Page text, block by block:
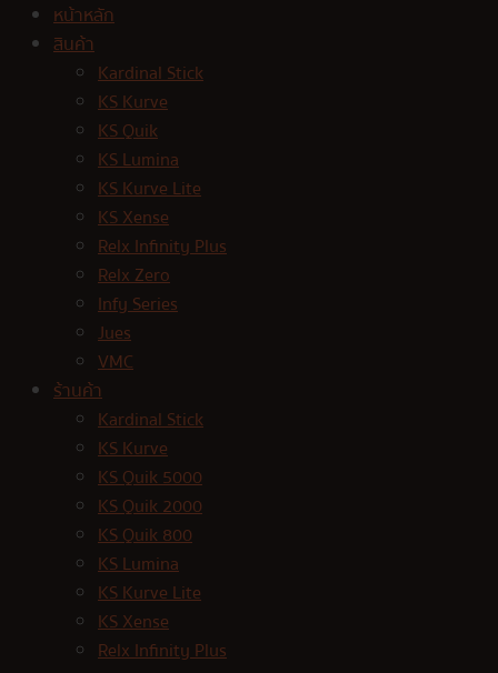
หน้าหลัก
สินค้า
Kardinal Stick
KS Kurve
KS Quik
KS Lumina
KS Kurve Lite
KS Xense
Relx Infinity Plus
Relx Zero
Infy Series
Jues
VMC
ร้านค้า
Kardinal Stick
KS Kurve
KS Quik 5000
KS Quik 2000
KS Quik 800
KS Lumina
KS Kurve Lite
KS Xense
Relx Infinity Plus